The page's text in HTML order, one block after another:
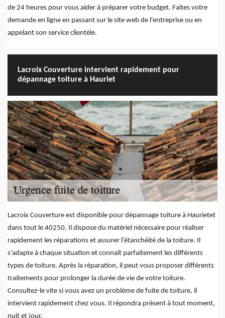
de 24 heures pour vous aider à préparer votre budget. Faites votre
demande en ligne en passant sur le site web de l'entreprise ou en
appelant son service clientèle.
Lacroix Couverture intervient rapidement pour
dépannage toiture à Hauriet
Lacroix Couverture est disponible pour dépannage toiture à Haurietet
dans tout le 40250. Il dispose du matériel nécessaire pour réaliser
rapidement les réparations et assurer l'étanchéité de la toiture. Il
s'adapte à chaque situation et connaît parfaitement les différents
types de toiture. Après la réparation, il peut vous proposer différents
traitements pour prolonger la durée de vie de votre toiture.
Consultez-le vite si vous avez un problème de fuite de toiture, il
intervient rapidement chez vous. Il répondra présent à tout moment,
nuit et jour.